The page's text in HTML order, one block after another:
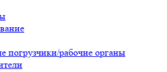
погрузчики/рабочие органы